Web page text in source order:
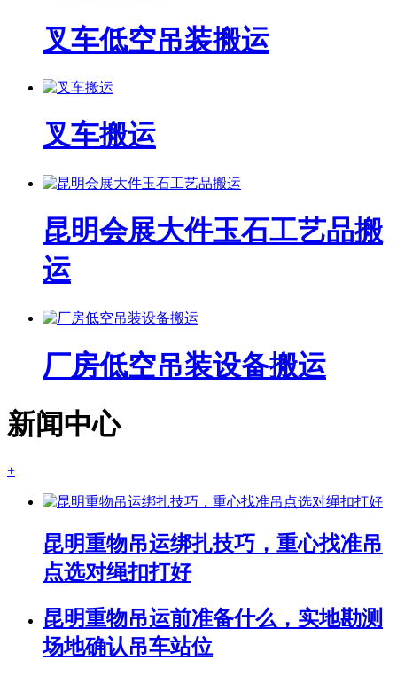
叉车低空吊装搬运
叉车搬运
昆明会展大件玉石工艺品搬
运
厂房低空吊装设备搬运
新闻中心
+
昆明重物吊运绑扎技巧，重心找准吊
点选对绳扣打好
昆明重物吊运前准备什么，实地勘测
场地确认吊车站位